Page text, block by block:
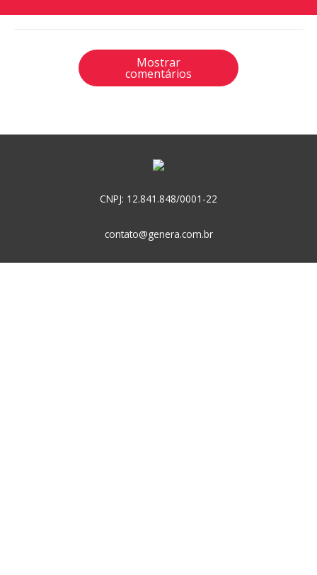
Mostrar
comentários
CNPJ: 12.841.848/0001-22
contato@genera.com.br